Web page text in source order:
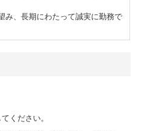
み、長期にわたって誠実に勤務で
ください。